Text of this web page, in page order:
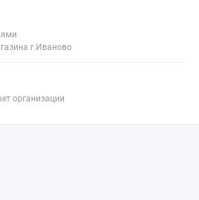
г.Иваново
организации